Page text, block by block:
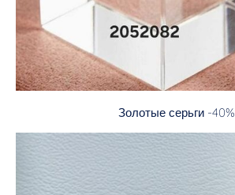
Золотые серьги -40%